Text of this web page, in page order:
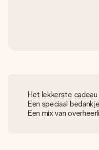
Het lekkerste
Een speciaal
Een mix van